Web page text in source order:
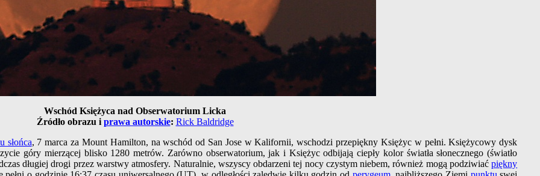
Wschód Księżyca nad Obserwatorium Licka
Źródło obrazu i prawa autorskie: Rick Baldridge
słońca, 7 marca za Mount Hamilton, na wschód od San Jose w Kalifornii, wschodzi przepiękny Księżyc w pełni. Księżycowy dysk
góry mierzącej blisko 1280 metrów. Zarówno obserwatorium, jak i Księżyc odbijają ciepły kolor światła słonecznego (światło
długiej drogi przez warstwy atmosfery. Naturalnie, wszyscy obdarzeni tej nocy czystym niebem, również mogą podziwiaćpiękny